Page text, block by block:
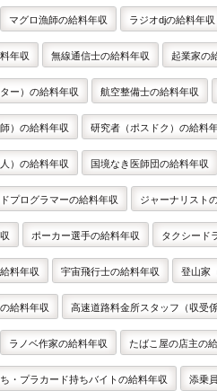
マグロ漁師の給料年収 ラジオdjの給料年収
料年収 無線通信士の給料年収 起業家の
ター）の給料年収 航空整備士の給料年収
師）の給料年収 研究者（ポスドク）の給料
人）の給料年収 国境なき医師団の給料年収
ドプログラマーの給料年収 ジャーナリスト
収 ポーカー選手の給料年収 タクシード
給料年収 宇宙飛行士の給料年収 登山家
の給料年収 高速道路料金所スタッフ（収受
ラノベ作家の給料年収 たばこ屋の店主の
ち・プラカード持ちバイトの給料年収 添乗